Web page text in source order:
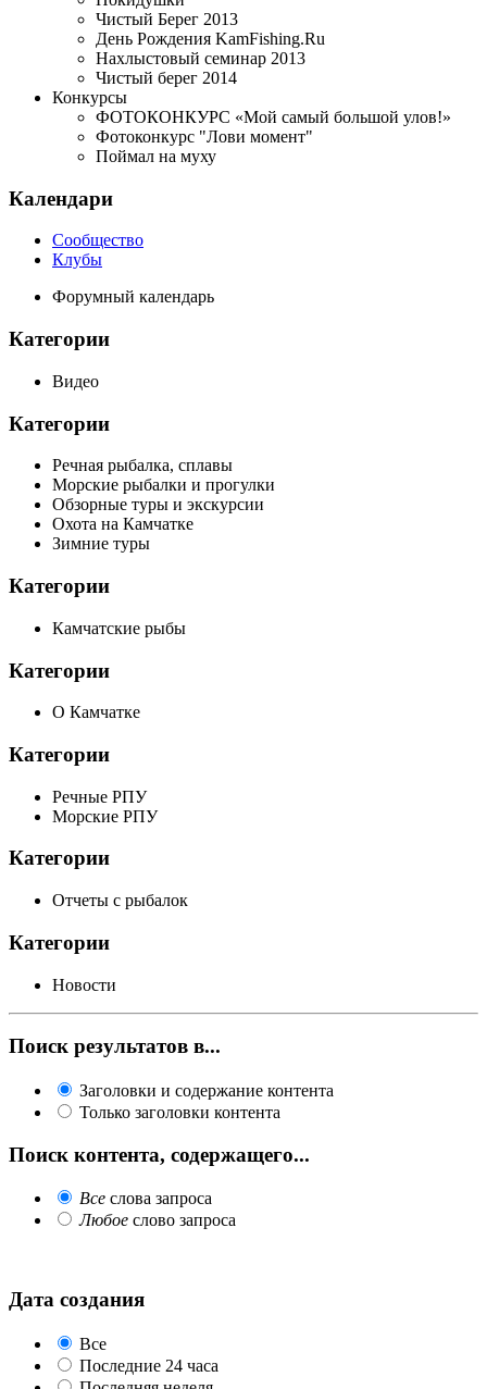
Чистый Берег 2013
День Рождения KamFishing.Ru
Нахлыстовый семинар 2013
Чистый берег 2014
Конкурсы
ФОТОКОНКУРС «Мой самый большой улов!»
Фотоконкурс "Лови момент"
Поймал на муху
Календари
Сообщество
Клубы
Форумный календарь
Категории
Видео
Категории
Речная рыбалка, сплавы
Морские рыбалки и прогулки
Обзорные туры и экскурсии
Охота на Камчатке
Зимние туры
Категории
Камчатские рыбы
Категории
О Камчатке
Категории
Речные РПУ
Морские РПУ
Категории
Отчеты с рыбалок
Категории
Новости
Поиск результатов в...
Заголовки и содержание контента
Только заголовки контента
Поиск контента, содержащего...
Все слова запроса
Любое слово запроса
Дата создания
Все
Последние 24 часа